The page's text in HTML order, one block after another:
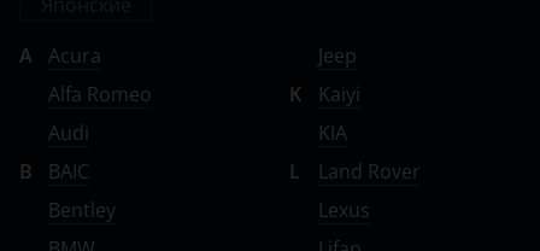
Volvo
Vortex
Zotye
ZX
A
Acura
Alfa Romeo
Audi
B
BAIC
Bentley
Jeep
K
Kaiyi
KIA
L
Land Rover
Lexus